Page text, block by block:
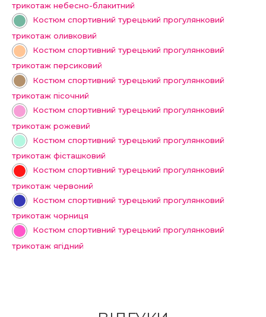
трикотаж небесно-блакитний
Костюм спортивний турецький прогулянковий
трикотаж оливковий
Костюм спортивний турецький прогулянковий
трикотаж персиковий
Костюм спортивний турецький прогулянковий
трикотаж пісочний
Костюм спортивний турецький прогулянковий
трикотаж рожевий
Костюм спортивний турецький прогулянковий
трикотаж фісташковий
Костюм спортивний турецький прогулянковий
трикотаж червоний
Костюм спортивний турецький прогулянковий
трикотаж чорниця
Костюм спортивний турецький прогулянковий
трикотаж ягідний